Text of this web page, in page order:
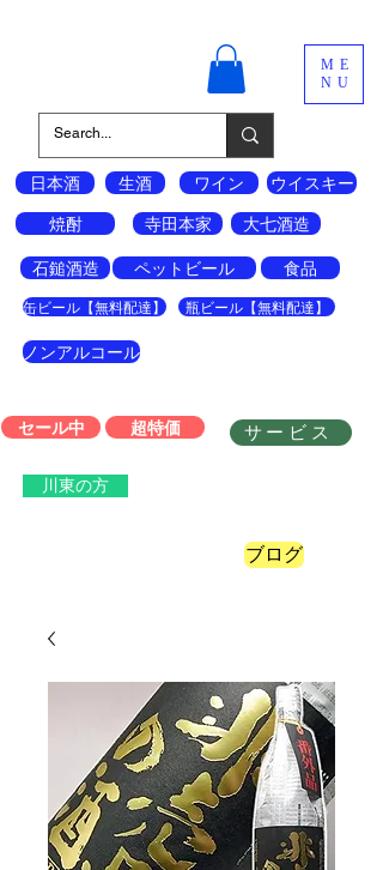
ME
NU
日本酒
ワイン
寺田本家
大七酒造
缶ビール【無料配達】 瓶ビール【無料配達】
生酒
食品
ウイスキー
セール中
ブログ
川東の方
焼酎
ペットビール
石鎚酒造
超特価
ノンアルコール
サービス